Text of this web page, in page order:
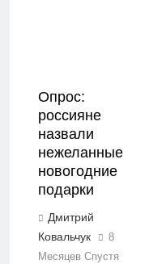
Опрос:
россияне
назвали
нежеланные
новогодние
подарки
Дмитрий
Ковальчук
8
Месяцев Спустя